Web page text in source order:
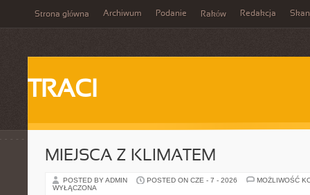
Strona główna Archiwum Podanie Raków Redakcja
TRACI
MIEJSCA Z KLIMATEM
POSTED BY ADMIN POSTED ON CZE - 7 - 2026
MOŻLIWOŚĆ
WYŁĄCZONA